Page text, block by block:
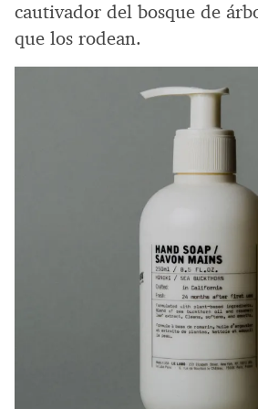
cautivador del bosque de
que los rodean.